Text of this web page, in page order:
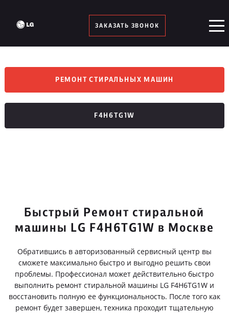
ЗАКАЗАТЬ ЗВОНОК
РЕМОНТ СТИРАЛЬНЫХ МАШИН
F4H6TG1W
Быстрый Ремонт стиральной
машины LG F4H6TG1W в Москве
Обратившись в авторизованный сервисный центр вы
сможете максимально быстро и выгодно решить свои
проблемы. Профессионал может действительно быстро
выполнить ремонт стиральной машины LG F4H6TG1W и
восстановить полную ее функциональность. После того как
ремонт будет завершен, техника проходит тщательную